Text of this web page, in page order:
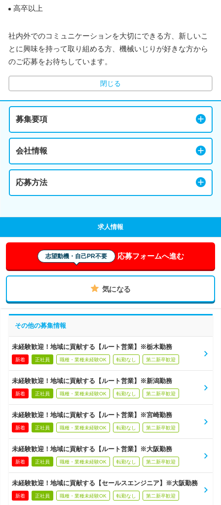
高卒以上
社内外でのコミュニケーションを大切にできる方、新しいこ
とに興味を持って取り組める方、機械いじりが好きな方から
のご応募をお待ちしています。
閉じる
募集要項
会社情報
応募方法
求人情報
志望動機・自己PR不要 応募フォームへ進む
気になる
その他の募集情報
未経験歓迎！地域に貢献する【ルート営業】※栃木勤務
新着 正社員 職種・業種未経験OK 転勤なし 第二新卒歓迎
未経験歓迎！地域に貢献する【ルート営業】※新潟勤務
新着 正社員 職種・業種未経験OK 転勤なし 第二新卒歓迎
未経験歓迎！地域に貢献する【ルート営業】※宮崎勤務
新着 正社員 職種・業種未経験OK 転勤なし 第二新卒歓迎
未経験歓迎！地域に貢献する【ルート営業】※大阪勤務
新着 正社員 職種・業種未経験OK 転勤なし 第二新卒歓迎
未経験歓迎！地域に貢献する【セールスエンジニア】※大阪勤務
新着 正社員 職種・業種未経験OK 転勤なし 第二新卒歓迎